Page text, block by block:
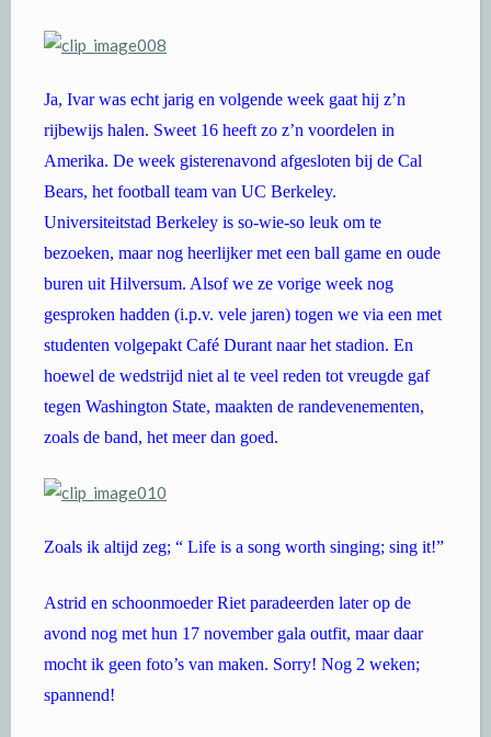
Ja, Ivar was echt jarig en volgende week gaat hij z’n
rijbewijs halen. Sweet 16 heeft zo z’n voordelen in
Amerika. De week gisterenavond afgesloten bij de Cal
Bears, het football team van UC Berkeley.
Universiteitstad Berkeley is so-wie-so leuk om te
bezoeken, maar nog heerlijker met een ball game en oude
buren uit Hilversum. Alsof we ze vorige week nog
gesproken hadden (i.p.v. vele jaren) togen we via een met
studenten volgepakt Café Durant naar het stadion. En
hoewel de wedstrijd niet al te veel reden tot vreugde gaf
tegen Washington State, maakten de randevenementen,
zoals de band, het meer dan goed.
Zoals ik altijd zeg; “ Life is a song worth singing; sing it!”
Astrid en schoonmoeder Riet paradeerden later op de
avond nog met hun 17 november gala outfit, maar daar
mocht ik geen foto’s van maken. Sorry! Nog 2 weken;
spannend!